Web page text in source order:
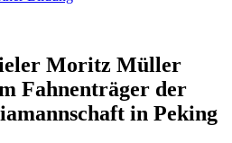
Moritz Müller
Fahnenträger der
in Peking